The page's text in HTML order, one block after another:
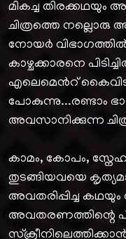
മികച്ച
ചിത്രത്തെ നല്ലൊരു
നോയർ വിഭാഗത്തിൽ
കാഴ്ചക്കാരനെ
എലെമെൻറ്
പോകുന്നു...രണ്ടാം
അവസാനിക്കുന്ന
കാമം, കോപം,
തുടങ്ങിയവയെ
അവതരിപ്പിച്ച കഥയും
അവതരണത്തിന്റെ